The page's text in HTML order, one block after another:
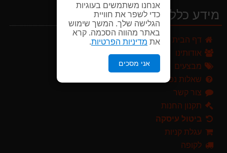
אנחנו משתמשים בעוגיות
כדי לשפר את חוויית
הגלישה שלך. המשך שימוש
באתר מהווה הסכמה. קרא
את מדיניות הפרטיות.
אני מסכים
מידע כללי
דף הבית
אודותינו
מבצעים
שאלות נפוצות
צור קשר
תקנון החנות
ביטול עיסקה
עגלת קניות
לקופה
מברג נטען היברו HYBRO H300
179.00 ₪
999.00 ₪
119.00 ₪
589.00 ₪